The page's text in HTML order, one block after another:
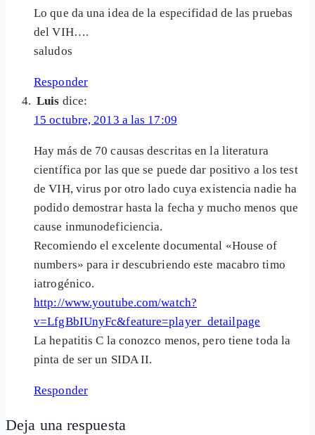
Lo que da una idea de la especifidad de las pruebas
del VIH….
saludos
Responder
Luis dice:
15 octubre, 2013 a las 17:09
Hay más de 70 causas descritas en la literatura
científica por las que se puede dar positivo a los test
de VIH, virus por otro lado cuya existencia nadie ha
podido demostrar hasta la fecha y mucho menos que
cause inmunodeficiencia.
Recomiendo el excelente documental «House of
numbers» para ir descubriendo este macabro timo
iatrogénico.
http://www.youtube.com/watch?
v=LfgBbIUnyFc&feature=player_detailpage
La hepatitis C la conozco menos, pero tiene toda la
pinta de ser un SIDA II.
Responder
Deja una respuesta